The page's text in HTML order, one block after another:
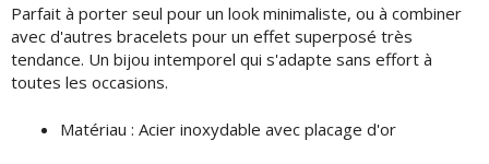
Parfait à porter seul pour un look minimaliste, ou à combiner
avec d'autres bracelets pour un effet superposé très
tendance. Un bijou intemporel qui s'adapte sans effort à
toutes les occasions.
Matériau : Acier inoxydable avec placage d'or